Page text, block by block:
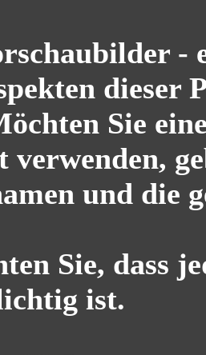
-
dieser
Sie
und die
Sie, dass
ist.